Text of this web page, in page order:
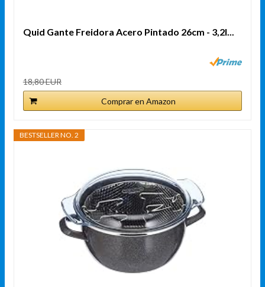
Quid Gante Freidora Acero Pintado 26cm - 3,2l...
18,80 EUR
Comprar en Amazon
BESTSELLER NO. 2